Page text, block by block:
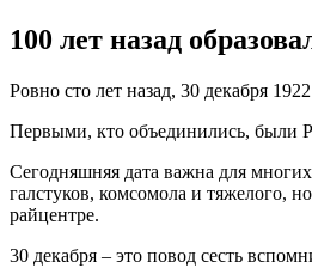
100 лет назад
Ровно сто лет назад, 30 декабря
Первыми, кто объединились, были
Сегодняшняя дата важна для
галстуков, комсомола и тяжелого,
райцентре.
30 декабря – это повод сесть